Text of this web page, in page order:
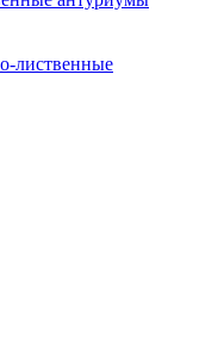
лиственные